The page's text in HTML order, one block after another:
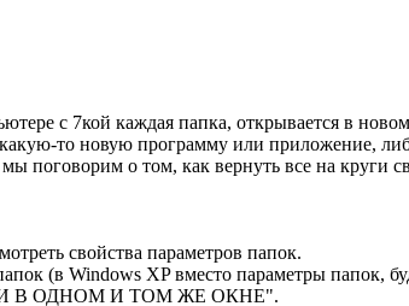
с 7кой каждая папка, открывается в
то новую программу или приложение,
поговорим о том, как вернуть все на круги
свойства параметров папок.
(в Windows XP вместо параметры папок,
В ОДНОМ И ТОМ ЖЕ ОКНЕ".